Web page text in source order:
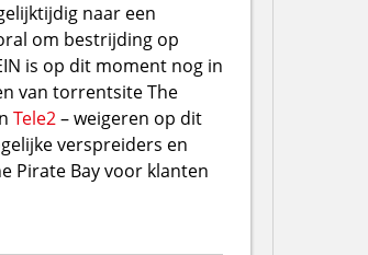
naar een
om bestrijding op
is op dit moment nog in
van torrentsite The
Tele2– weigeren op dit
verspreiders en
Pirate Bay voor klanten